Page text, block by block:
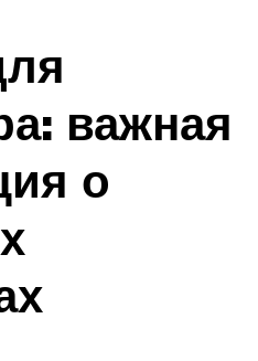
важная
о